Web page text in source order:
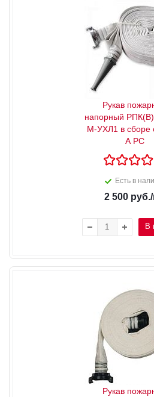
Рукав
напорный
М-УХЛ1 в сборе
А РС
Есть в
2 500руб.
В
Рукав